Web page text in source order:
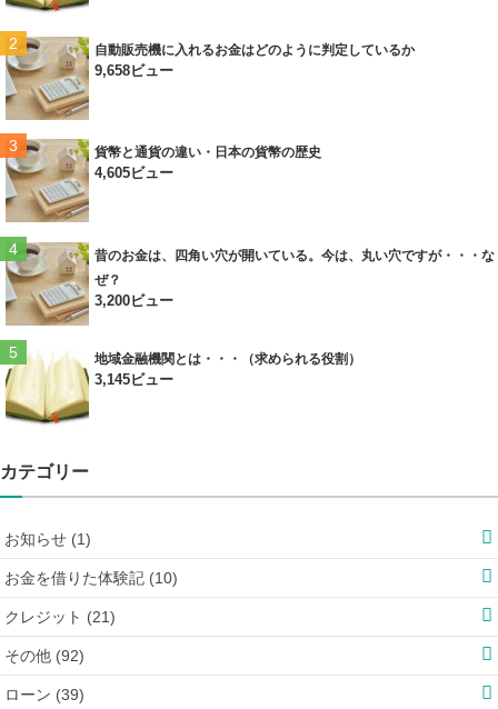
自動販売機に入れるお金はどのように判定しているか
9,658ビュー
貨幣と通貨の違い・日本の貨幣の歴史
4,605ビュー
昔のお金は、四角い穴が開いている。今は、丸い穴ですが・・・な
ぜ？
3,200ビュー
地域金融機関とは・・・（求められる役割）
3,145ビュー
カテゴリー
お知らせ (1)
お金を借りた体験記 (10)
クレジット (21)
その他 (92)
ローン (39)